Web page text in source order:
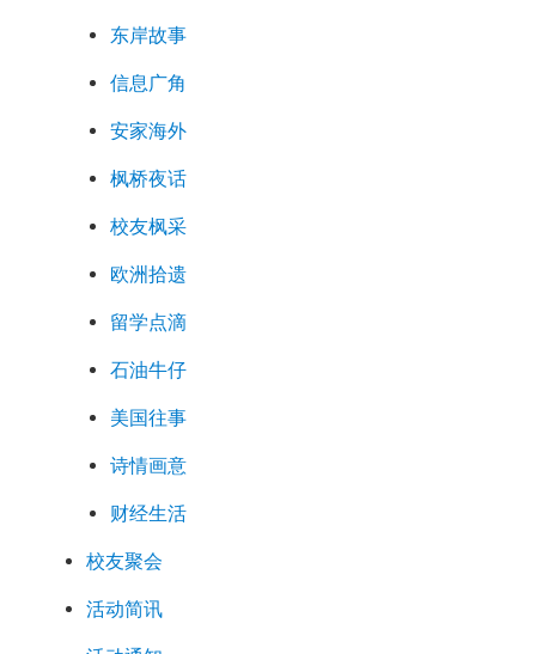
东岸故事
信息广角
安家海外
枫桥夜话
校友枫采
欧洲拾遗
留学点滴
石油牛仔
美国往事
诗情画意
财经生活
校友聚会
活动简讯